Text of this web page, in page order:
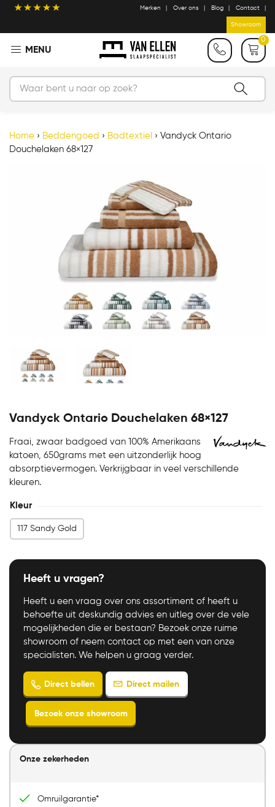
Merken Over ons Blog Contact
Showroom
0
Home › Beddengoed › Badtextiel › Vandyck Ontario
Douchelaken 68×127
Vandyck Ontario Douchelaken 68×127
Fraai, zwaar badgoed van 100% Amerikaans
katoen, 650grams met een uitzonderlijk hoog
absorptievermogen. Verkrijgbaar in veel verschillende
kleuren.
Kleur
117 Sandy Gold
Heeft u vragen?
Heeft u een vraag over ons assortiment of heeft u
behoefte uit deskundig advies en uitleg over de vele
mogelijkheden die er bestaan? Bezoek onze ruime
showroom of neem contact op met een van onze
specialisten. We helpen u graag verder.
Direct bellen
Bezoek onze showroom
Onze zekerheden
Omruilgarantie*